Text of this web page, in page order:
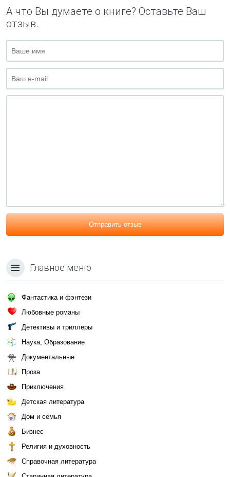
А что Вы думаете о книге? Оставьте Ваш
отзыв.
Отправить отзыв
Главное меню
Фантастика и фэнтези
Любовные романы
Детективы и триллеры
Наука, Образование
Документальные
Проза
Приключения
Детская литература
Дом и семья
Бизнес
Религия и духовность
Справочная литература